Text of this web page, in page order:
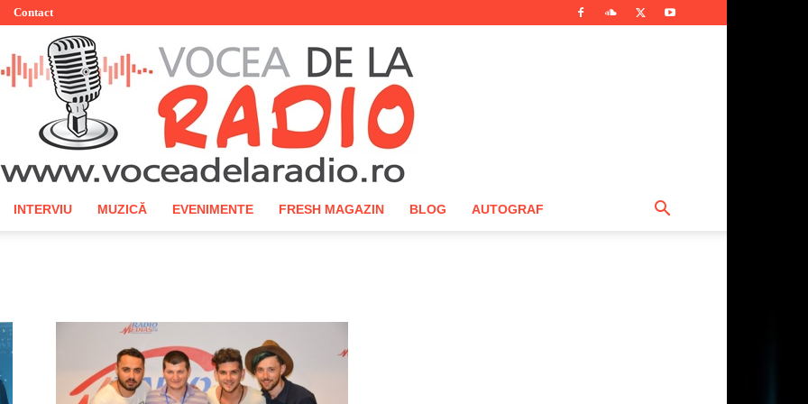
Contact
de
INTERVIU MUZICĂ EVENIMENTE FRESH MAGAZIN BLOG AUTOGRAF